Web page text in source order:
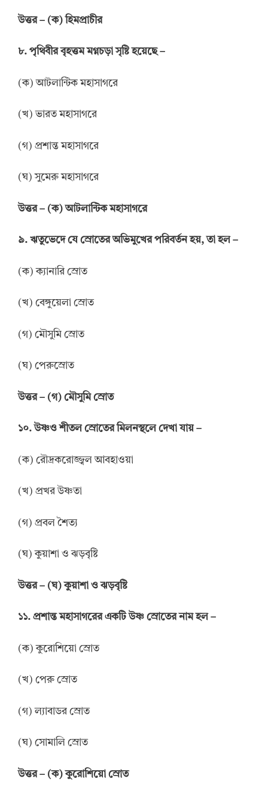
উত্তর– (ক) হিমপ্রাচীর
৮. পৃথিবীর বৃহত্তম মগ্নচড়া সৃষ্টি হয়েছে –
(ক) আটলান্টিক মহাসাগরে
(খ) ভারত মহাসাগরে
(গ) প্রশান্ত মহাসাগরে
(ঘ) সুমেরু মহাসাগরে
উত্তর– (ক) আটলান্টিক মহাসাগরে
৯. ঋতুভেদে যে স্রোতের অভিমুখের পরিবর্তন হয়, তা হল –
(ক) ক্যানারি স্রোত
(খ) বেঙ্গুয়েলা স্রোত
(গ) মৌসুমি স্রোত
(ঘ) পেরুস্রোত
উত্তর– (গ) মৌসুমি স্রোত
১০. উষ্ণও শীতল স্রোতের মিলনস্থলে দেখা যায় –
(ক) রৌদ্রকরোজ্জ্বল আবহাওয়া
(খ) প্রখর উষ্ণতা
(গ) প্রবল শৈত্য
(ঘ) কুয়াশা ও ঝড়বৃষ্টি
উত্তর– (ঘ) কুয়াশা ও ঝড়বৃষ্টি
১১. প্রশান্ত মহাসাগরের একটি উষ্ণ স্রোতের নাম হল –
(ক) কুরোশিয়ো স্রোত
(খ) পেরু স্রোত
(গ) ল্যাবাডর স্রোত
(ঘ) সোমালি স্রোত
উত্তর– (ক) কুরোশিয়ো স্রোত